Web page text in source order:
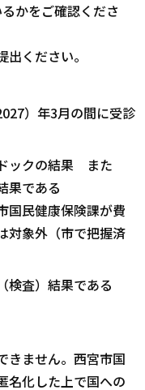
かをご確認くださ
ください。
）年3月の間に受診
ックの結果 また
果である
国民健康保険課が費
対象外（市で把握済
検査）結果である
きません。西宮市国
名化した上で国への